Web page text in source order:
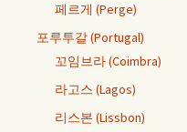
페르게 (Perge)
포루투갈 (Portugal)
꼬임브라 (Coimbra)
라고스 (Lagos)
리스본 (Lissbon)